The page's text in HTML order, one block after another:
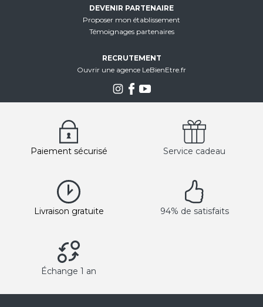
DEVENIR PARTENAIRE
Proposer mon établissement
Témoignages partenaires
RECRUTEMENT
Ouvrir une agence LeBienEtre.fr
Paiement sécurisé Service cadeau
Livraison gratuite 94% de satisfaits
Échange 1 an